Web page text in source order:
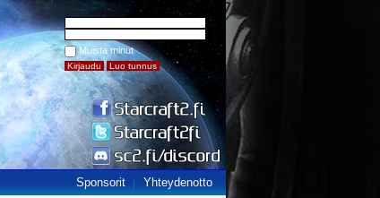
Muista minut
Sponsorit Yhteydenotto